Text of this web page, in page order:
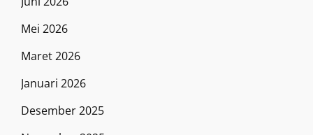
Mei 2026
Maret 2026
Januari 2026
Desember 2025